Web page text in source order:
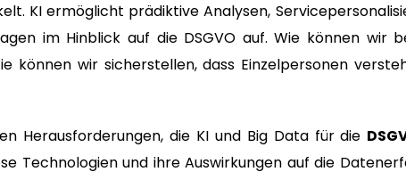
KI ermöglicht prädiktive Analysen,
im Hinblick auf die DSGVO auf. Wie können wir
können wir sicherstellen, dass Einzelpersonen
Herausforderungen, die KI und Big Data für die
Technologien und ihre Auswirkungen auf die